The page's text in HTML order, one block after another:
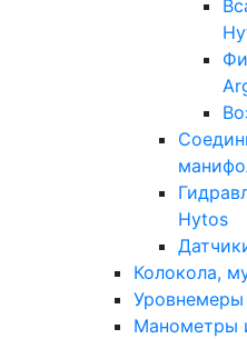
Hytos
Колокола,
Уровнемеры
Манометры